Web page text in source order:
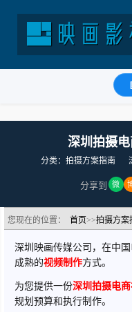
深圳拍摄
分类：拍摄方案指南
分享到 微
您现在的位置： 首页>>拍摄方案
深圳映画传媒公司，在中
成熟的视频制作方式。
为您提供一份深圳拍摄电
规划预算和执行制作。